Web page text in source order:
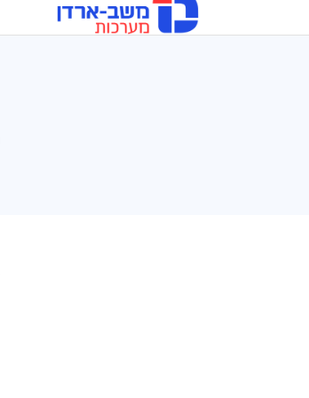
לֵב:
to